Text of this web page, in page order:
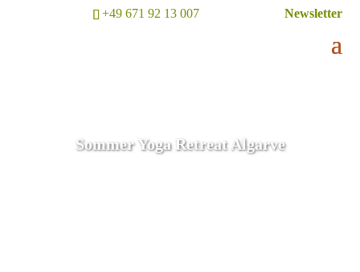
+49 671 92 13 007 Newsletter
Sommer Yoga Retreat Algarve